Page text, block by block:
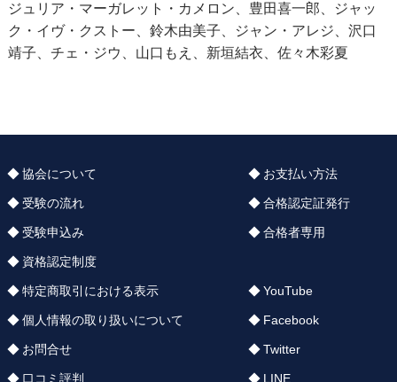
ジュリア・マーガレット・カメロン、豊田喜一郎、ジャッ
ク・イヴ・クストー、鈴木由美子、ジャン・アレジ、沢口
靖子、チェ・ジウ、山口もえ、新垣結衣、佐々木彩夏
協会について
受験の流れ
受験申込み
資格認定制度
お支払い方法
合格認定証発行
合格者専用
特定商取引における表示
個人情報の取り扱いについて
お問合せ
口コミ評判
YouTube
Facebook
Twitter
LINE